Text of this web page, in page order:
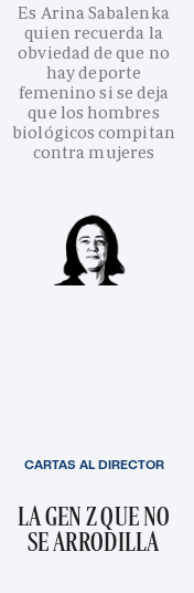
Es Arina Sabalenka
quien recuerda la
obviedad de que no
hay deporte
femenino si se deja
que los hombres
biológicos compitan
contra mujeres
LA GEN Z QUE NO
SE ARRODILLA
CARTAS AL DIRECTOR